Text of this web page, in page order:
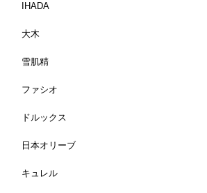
IHADA
大木
雪肌精
ファシオ
ドルックス
日本オリーブ
キュレル